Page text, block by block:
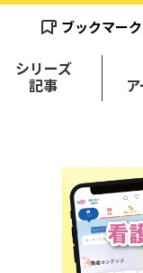
ブックマーク
シリーズ
記事